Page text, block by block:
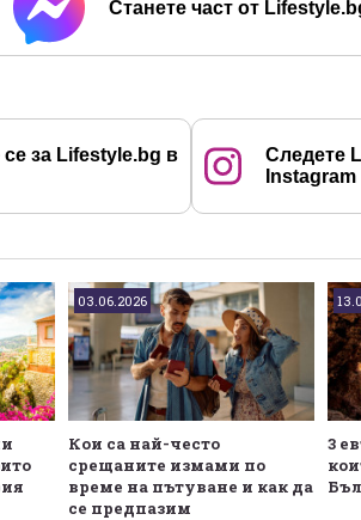
Станете част от
за Lifestyle.bg в
Следете
Instagram
03.06.2026
Кои са най-често
срещаните измами по
време на пътуване и как да
се предпазим
3